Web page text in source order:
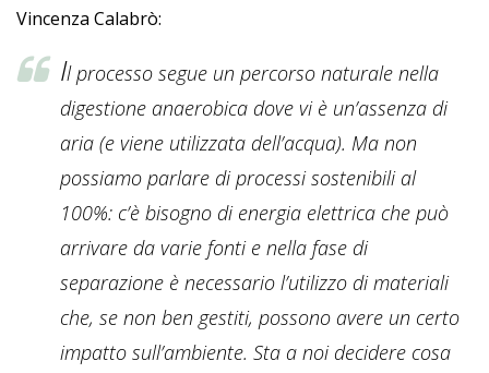
Vincenza Calabrò:
Il processo segue un percorso naturale nella
digestione anaerobica dove vi è un’assenza di
aria (e viene utilizzata dell’acqua). Ma non
possiamo parlare di processi sostenibili al
100%: c’è bisogno di energia elettrica che può
arrivare da varie fonti e nella fase di
separazione è necessario l’utilizzo di materiali
che, se non ben gestiti, possono avere un certo
impatto sull’ambiente. Sta a noi decidere cosa